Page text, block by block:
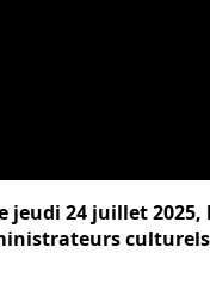
jeudi 24 juillet